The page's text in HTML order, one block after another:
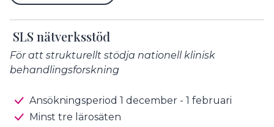
SLS nätverksstöd
För att strukturellt stödja nationell klinisk
behandlingsforskning
Ansökningsperiod 1 december - 1 februari
Minst tre lärosäten